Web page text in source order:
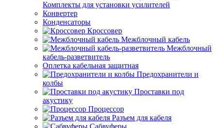
Комплекты для установки усилителей
Конвертер
Конденсаторы
Кроссовер
Межблочный кабель
Межблочный
кабель-разветвитель
Оплетка кабельная защитная
Предохранители и
колбы
Проставки под
акустику
Процессор
Разъем для кабеля
Сабвуферы